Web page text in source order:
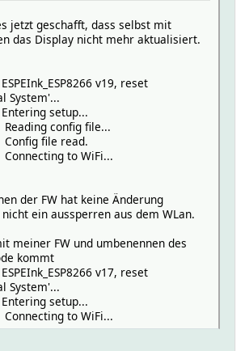
jetzt geschafft, dass selbst mit
das Display nicht mehr aktualisiert.
v19, reset
System'...
setup...
config file...
file read.
to WiFi...
der FW hat keine Änderung
ein aussperren aus dem WLan.
meiner FW und umbenennen des
kommt
v17, reset
System'...
setup...
to WiFi...